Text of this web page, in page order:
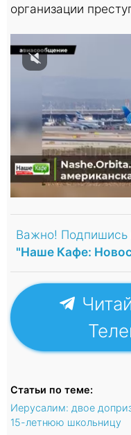
организации
Важно! Подпишись
"Наше Кафе:
Статьи по теме:
Иерусалим: двое
15-летнюю школьницу